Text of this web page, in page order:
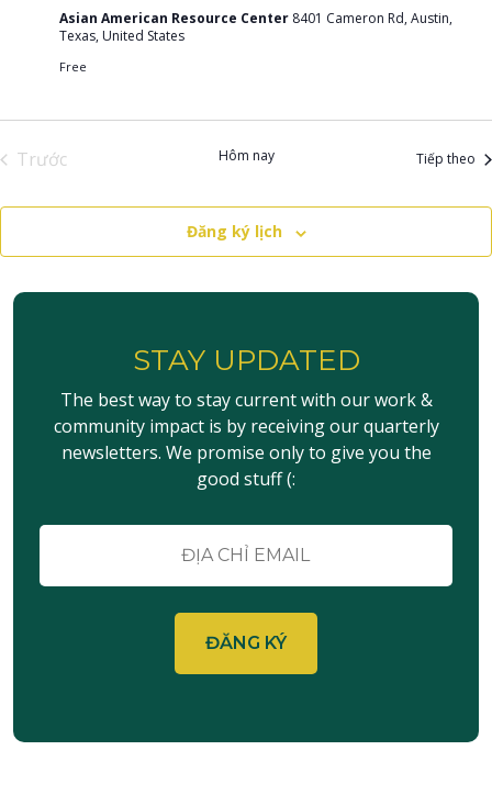
Asian American Resource Center 8401 Cameron Rd, Austin,
Texas, United States
Free
Trước
Hôm nay Tiếp theo
Đăng ký lịch
STAY UPDATED
The best way to stay current with our work &
community impact is by receiving our quarterly
newsletters. We promise only to give you the
good stuff (:
E-
mail